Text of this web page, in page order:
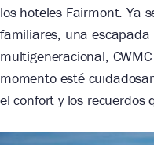
los hoteles Fairmont. Ya
familiares, una
multigeneracional,
momento esté
el confort y los